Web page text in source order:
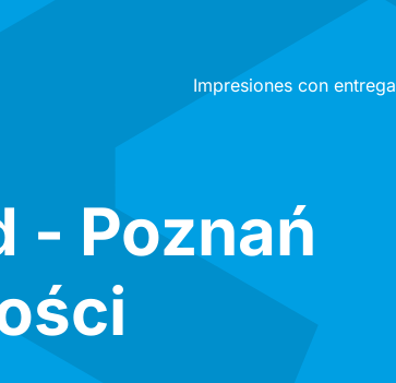
Impresiones con entrega
- Poznań